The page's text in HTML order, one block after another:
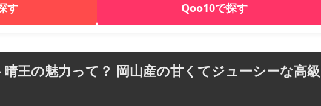
す Qoo10で探す
王の魅力って？ 岡山産の甘くてジューシーな高級